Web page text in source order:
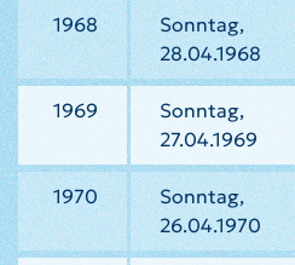
1968
Sonntag,
28.04.1968
1969
Sonntag,
27.04.1969
1970
Sonntag,
26.04.1970